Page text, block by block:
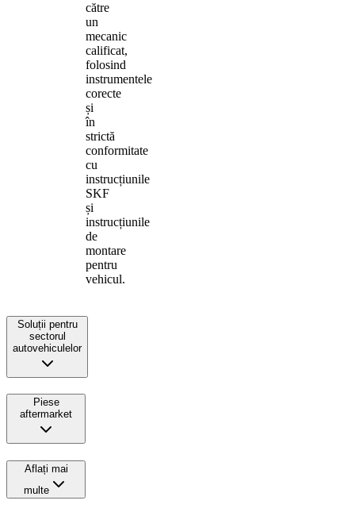
către
un
mecanic
calificat,
folosind
instrumentele
corecte
și
în
strictă
conformitate
cu
instrucțiunile
SKF
și
instrucțiunile
de
montare
pentru
vehicul.
Soluții pentru
sectorul
autovehiculelor
Piese
aftermarket
Aflați mai
multe